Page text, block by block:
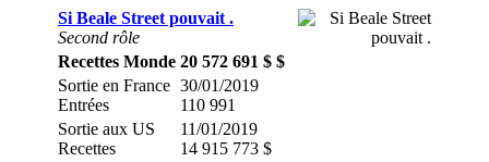
Si Beale Street pouvait .
Second rôle
Recettes Monde 20 572 691 $ $
Sortie en France
Entrées
30/01/2019
110 991
Sortie aux US
Recettes
11/01/2019
14 915 773 $